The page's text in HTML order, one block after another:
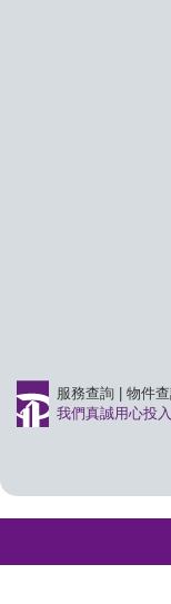
服務查詢 物件
我們真誠用心投